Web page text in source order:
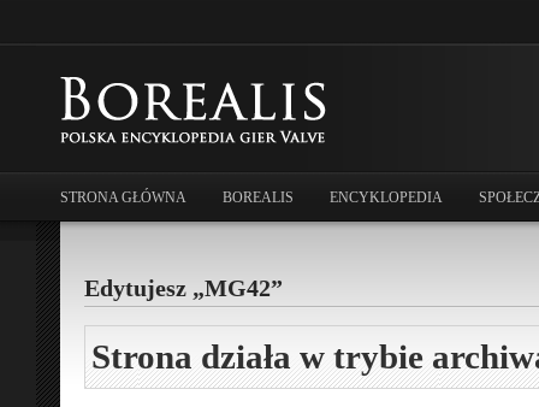
STRONA GŁÓWNA BOREALIS ENCYKLOPEDIA
Edytujesz „MG42”
Strona działa w trybie